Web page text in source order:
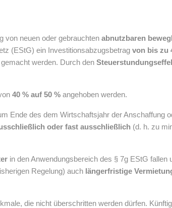
von neuen oder gebrauchten abnutzbaren
(EStG) ein Investitionsabzugsbetrag von bis zu
werden. Durch den
40 % auf 50 % angehoben werden.
Ende des dem Wirtschaftsjahr der Anschaffung
oder fast ausschließlich (d. h. zu
in den Anwendungsbereich des § 7g EStG fallen
Regelung) auch längerfristige
die nicht überschritten werden dürfen.